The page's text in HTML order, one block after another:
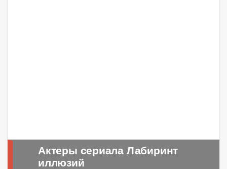
Актеры сериала Лабиринт
иллюзий